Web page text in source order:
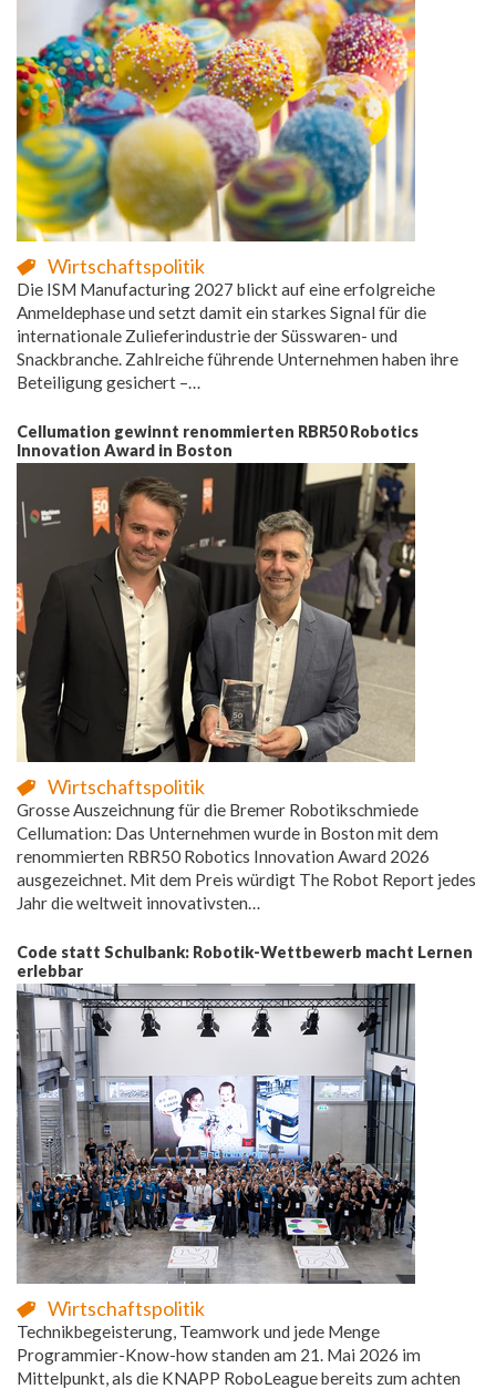
Wirtschaftspolitik
Die ISM Manufacturing 2027 blickt auf eine erfolgreiche
Anmeldephase und setzt damit ein starkes Signal für die
internationale Zulieferindustrie der Süsswaren- und
Snackbranche. Zahlreiche führende Unternehmen haben ihre
Beteiligung gesichert –…
Cellumation gewinnt renommierten RBR50 Robotics
Innovation Award in Boston
Wirtschaftspolitik
Grosse Auszeichnung für die Bremer Robotikschmiede
Cellumation: Das Unternehmen wurde in Boston mit dem
renommierten RBR50 Robotics Innovation Award 2026
ausgezeichnet. Mit dem Preis würdigt The Robot Report jedes
Jahr die weltweit innovativsten…
Code statt Schulbank: Robotik-Wettbewerb macht Lernen
erlebbar
Wirtschaftspolitik
Technikbegeisterung, Teamwork und jede Menge
Programmier-Know-how standen am 21. Mai 2026 im
Mittelpunkt, als die KNAPP RoboLeague bereits zum achten